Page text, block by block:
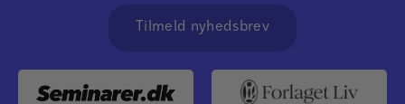
Tilmeld nyhedsbrev